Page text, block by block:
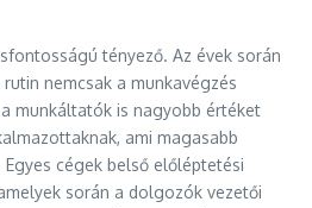
tényező. Az évek során
nemcsak a munkavégzés
munkáltatók is nagyobb értéket
ami magasabb
cégek belső előléptetési
során a dolgozók vezetői